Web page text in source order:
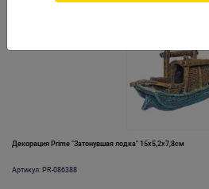
Декорация Prime "Затонувшая лодка" 15х5,2х7,8см
Артикул: PR-086388